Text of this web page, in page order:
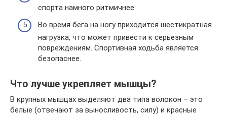
спорта намного ритмичнее.
Во время бега на ногу приходится шестикратная
нагрузка, что может привести к серьезным
повреждениям. Спортивная ходьба является
безопаснее.
Что лучше укрепляет мышцы?
В крупных мышцах выделяют два типа волокон – это
белые (отвечают за выносливость, силу) и красные